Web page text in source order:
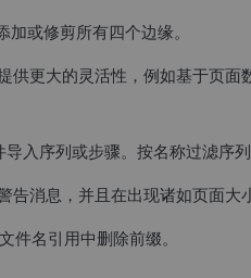
或修剪所有四个边缘。
供更大的灵活性，例如基于页
入序列或步骤。按名称过滤序列
告消息，并且在出现诸如页面大
件名引用中删除前缀。